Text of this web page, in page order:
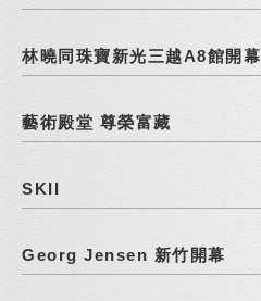
林曉同珠寶新光三越A8館開幕
藝術殿堂 尊榮富藏
SKII
Georg Jensen 新竹開幕